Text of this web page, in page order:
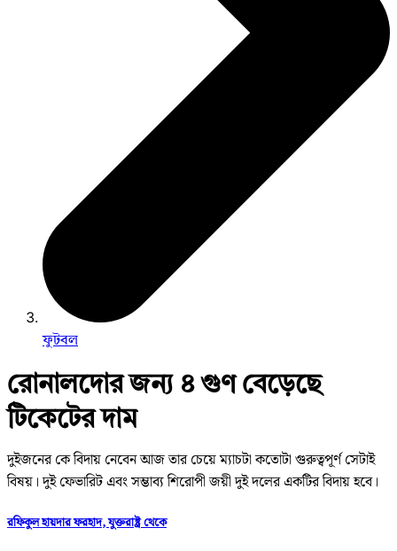
ফুটবল
রোনালদোর জন্য ৪ গুণ বেড়েছে
টিকেটের দাম
দুইজনের কে বিদায় নেবেন আজ তার চেয়ে ম্যাচটা কতোটা গুরুত্বপূর্ণ সেটাই
বিষয়। দুই ফেভারিট এবং সম্ভাব্য শিরোপী জয়ী দুই দলের একটির বিদায় হবে।
রফিকুল হায়দার ফরহাদ, যুক্তরাষ্ট্র থেকে